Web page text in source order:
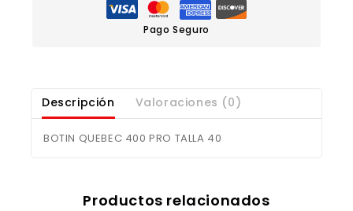
Pago Seguro
Descripción Valoraciones (0)
BOTIN QUEBEC 400 PRO TALLA 40
Productos relacionados